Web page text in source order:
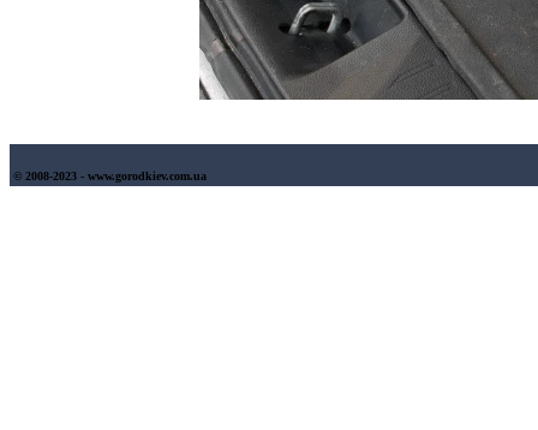
© 2008-2023 - www.gorodkiev.com.ua